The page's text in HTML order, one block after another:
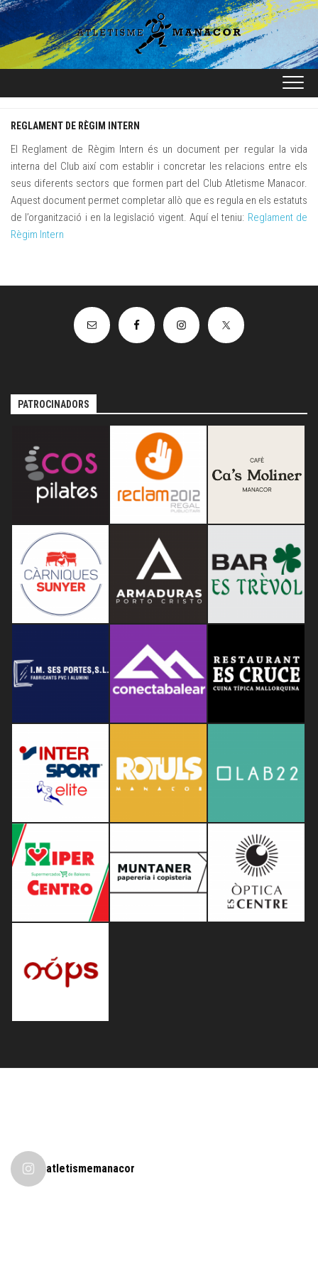
Skip
to
content
REGLAMENT DE RÈGIM INTERN
El Reglament de Règim Intern és un document per regular la vida
interna del Club així com establir i concretar les relacions entre els
seus diferents sectors que formen part del Club Atletisme Manacor.
Aquest document permet completar allò que es regula en els estatuts
de l’organització i en la legislació vigent. Aquí el teniu: Reglament de
Règim Intern
PATROCINADORS
atletismemanacor